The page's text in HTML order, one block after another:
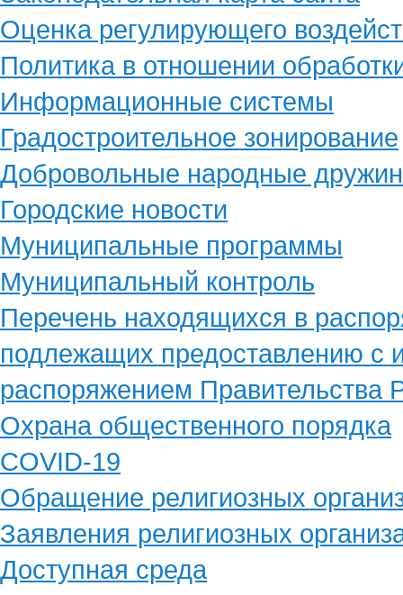
Оценка регулирующего
Политика в отношении
Информационные системы
Градостроительное зонирование
Добровольные народные
Городские новости
Муниципальные программы
Муниципальный контроль
Перечень находящихся в
подлежащих предоставлению с
распоряжением
Охрана общественного порядка
COVID-19
Обращение религиозных
Заявления религиозных
Доступная среда